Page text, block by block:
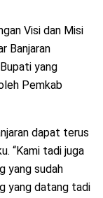
Visi dan Misi
Banjaran
yang
Pemkab
dapat terus
“Kami tadi juga
yang sudah
yang datang tadi